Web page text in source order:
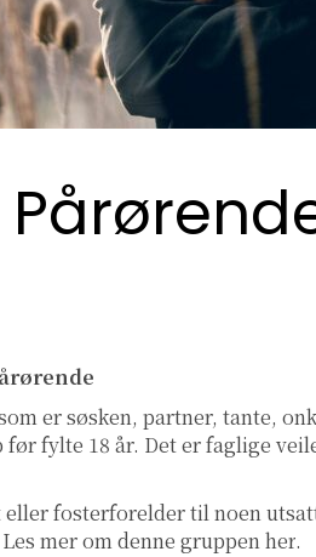
er søsken, partner, tante,
fylte 18 år. Det er faglige
fosterforelder til noen
mer om denne gruppenher.